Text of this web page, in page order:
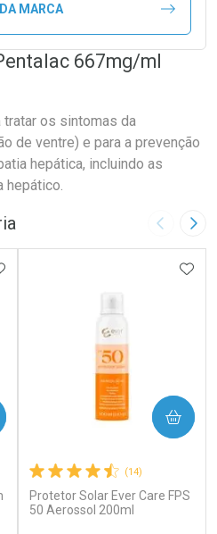
MARCA
667mg/ml
tratar os sintomas da
de ventre) e para a prevenção
hepática, incluindo as
hepático.
Imagem
AOS FAVORITOS
(14)
Protetor Solar Ever Care FPS
50 Aerossol 200ml
COMPRAR